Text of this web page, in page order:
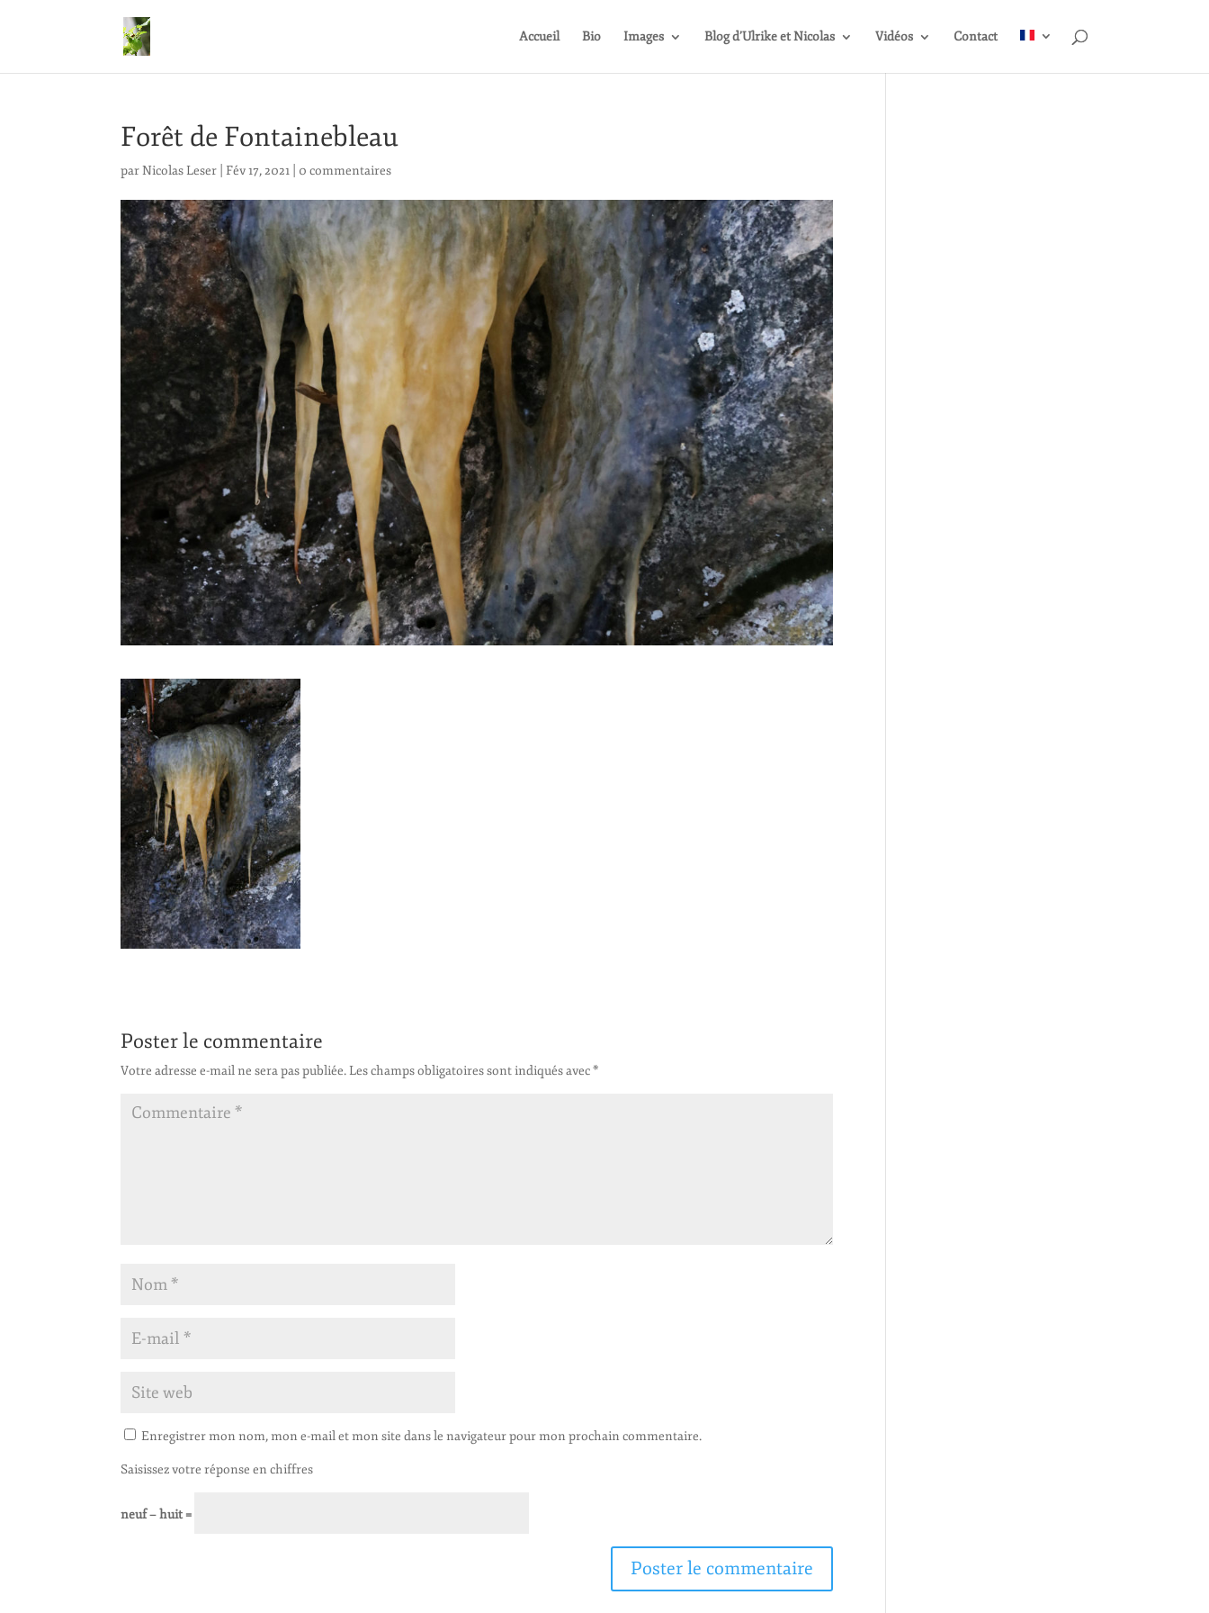
Accueil Bio Images Blog d’Ulrike et Nicolas Vidéos Contact
Forêt de Fontainebleau
parNicolas Leser |Fév 17, 2021 0 commentaires
Poster le commentaire
Votre adresse e-mail ne sera pas publiée. Les champs obligatoires sont indiqués avec*
Enregistrer mon nom, mon e-mail et mon site dans le navigateur pour mon prochain commentaire.
Saisissez votre réponse en chiffres
neuf − huit =